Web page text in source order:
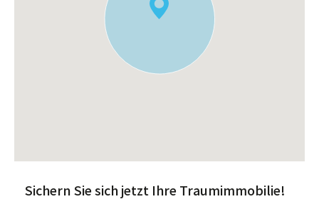
Sichern Sie sich jetzt Ihre Traumimmobilie!